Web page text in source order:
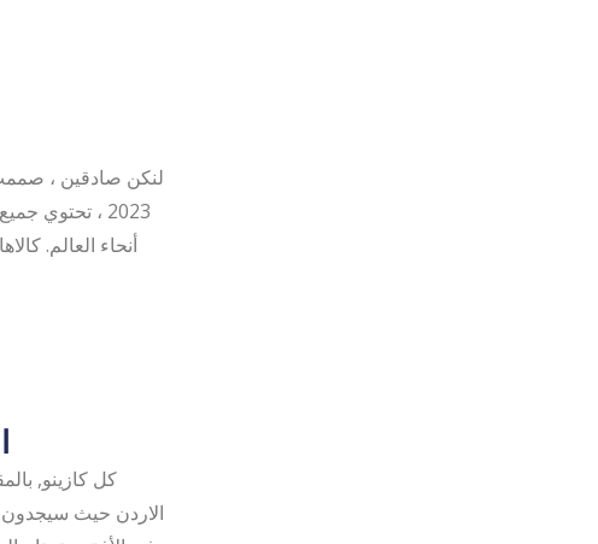
لنكن صادقين ، صممت
2023 ، تحتوي
كل كازينو,